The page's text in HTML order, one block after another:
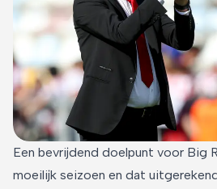
Een bevrijdend doelpunt voor Big
moeilijk seizoen en dat